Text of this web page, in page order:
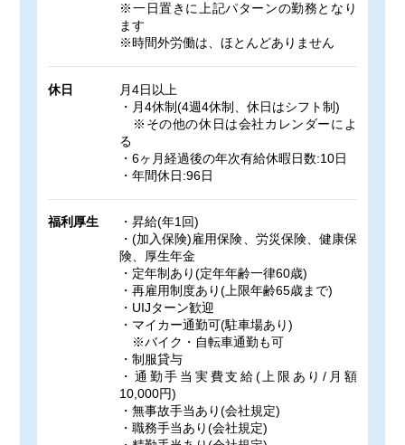
※一日置きに上記パターンの勤務となり
ます
※時間外労働は、ほとんどありません
休日
月4日以上
・月4休制(4週4休制、休日はシフト制)
※その他の休日は会社カレンダーによ
る
・6ヶ月経過後の年次有給休暇日数:10日
・年間休日:96日
福利厚生
・昇給(年1回)
・(加入保険)雇用保険、労災保険、健康保
険、厚生年金
・定年制あり(定年年齢一律60歳)
・再雇用制度あり(上限年齢65歳まで)
・UIJターン歓迎
・マイカー通勤可(駐車場あり)
※バイク・自転車通勤も可
・制服貸与
・通勤手当実費支給(上限あり/月額
10,000円)
・無事故手当あり(会社規定)
・職務手当あり(会社規定)